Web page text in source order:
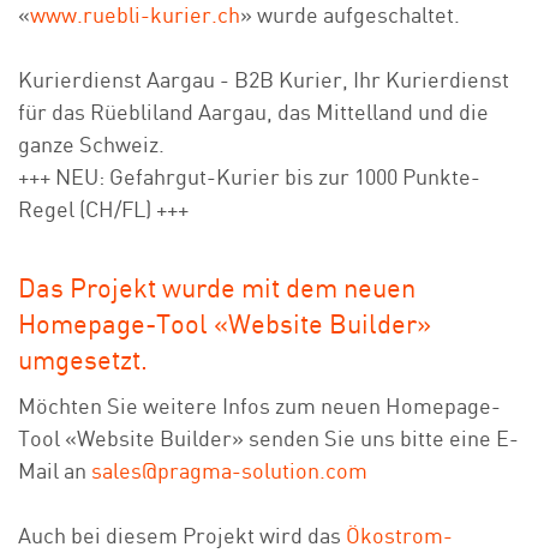
«www.ruebli-kurier.ch» wurde aufgeschaltet.
Kurierdienst Aargau - B2B Kurier, Ihr Kurierdienst
für das Rüebliland Aargau, das Mittelland und die
ganze Schweiz.
+++ NEU: Gefahrgut-Kurier bis zur 1000 Punkte-
Regel (CH/FL) +++
Das Projekt wurde mit dem neuen
Homepage-Tool «Website Builder»
umgesetzt.
Möchten Sie weitere Infos zum neuen Homepage-
Tool «Website Builder» senden Sie uns bitte eine E-
Mail an sales@pragma-solution.com
Auch bei diesem Projekt wird das Ökostrom-